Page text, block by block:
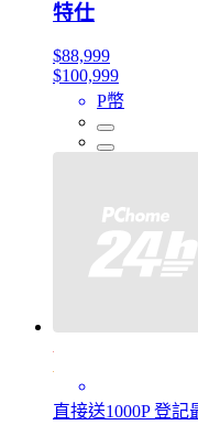
特仕
$88,999
$100,999
P幣
直接送1000P 登記